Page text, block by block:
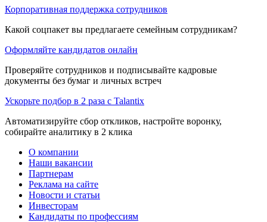
Корпоративная поддержка сотрудников
Какой соцпакет вы предлагаете семейным сотрудникам?
Оформляйте кандидатов онлайн
Проверяйте сотрудников и подписывайте кадровые
документы без бумаг и личных встреч
Ускорьте подбор в 2 раза с Talantix
Автоматизируйте сбор откликов, настройте воронку,
собирайте аналитику в 2 клика
О компании
Наши вакансии
Партнерам
Реклама на сайте
Новости и статьи
Инвесторам
Кандидаты по профессиям